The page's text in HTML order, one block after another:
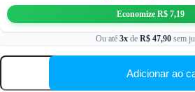
R$ 169,00.
R$ 143,70.
Economize R$7,19
Ou até 3xde R$47,90sem
Plantas
Casa
Adicionar ao